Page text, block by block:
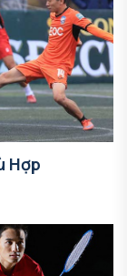
Hợp